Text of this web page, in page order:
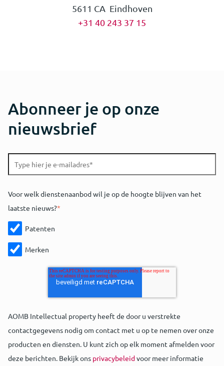
5611 CA Eindhoven
+31 40 243 37 15
Abonneer je op onze
nieuwsbrief
Voor welk dienstenaanbod wil je op de hoogte blijven van het
laatste nieuws?*
Patenten
Merken
AOMB Intellectual property heeft de door u verstrekte
contactgegevens nodig om contact met u op te nemen over onze
producten en diensten. U kunt zich op elk moment afmelden voor
deze berichten. Bekijk ons privacybeleidvoor meer informatie